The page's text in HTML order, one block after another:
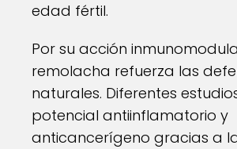
edad fértil.
Por su acción
remolacha refuerza las
naturales. Diferentes
potencial antiinflamatorio y
anticancerígeno gracias a